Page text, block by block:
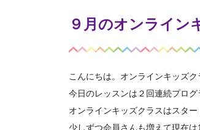
９月のオンライン
こんにちは。オンラインキッズク
今日のレッスンは２回連続プロ
オンラインキッズクラスはスター
少しずつ会員さんも増えて現在は